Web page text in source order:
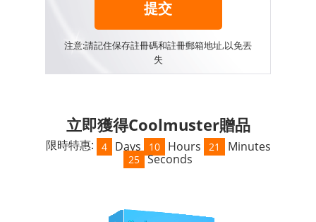
提交
注意:請記住保存註冊碼和註冊郵箱地址,以免丟
失
立即獲得Coolmuster贈品
限時特惠: 4 Days 10 Hours 21 Minutes
23 Seconds